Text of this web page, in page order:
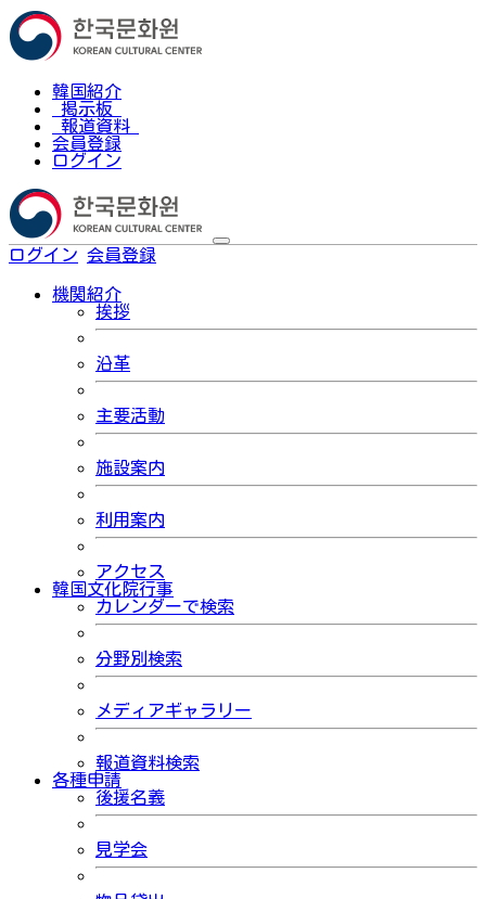
韓国紹介
掲示板
報道資料
会員登録
ログイン
ログイン 会員登録
機関紹介
挨拶
沿革
主要活動
施設案内
利用案内
アクセス
韓国文化院行事
カレンダーで検索
分野別検索
メディアギャラリー
報道資料検索
各種申請
後援名義
見学会